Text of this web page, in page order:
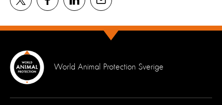
World Animal Protection Sverige